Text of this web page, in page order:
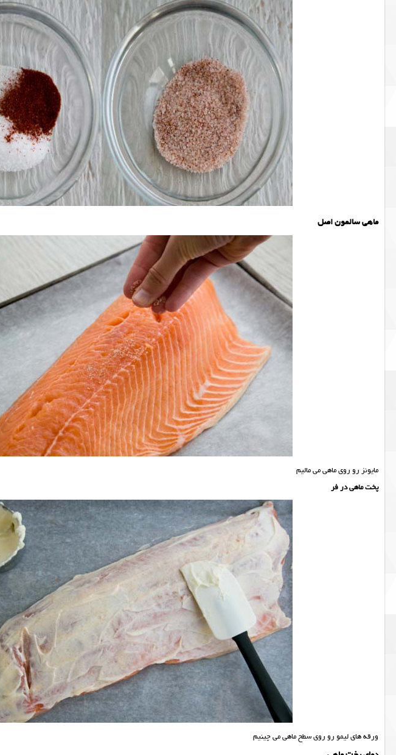
ماهی سالمون اصل
مایونز رو روی ماهی می مالیم
پخت ماهی در فر
ورقه های لیمو رو روی سطح ماهی می چینیم